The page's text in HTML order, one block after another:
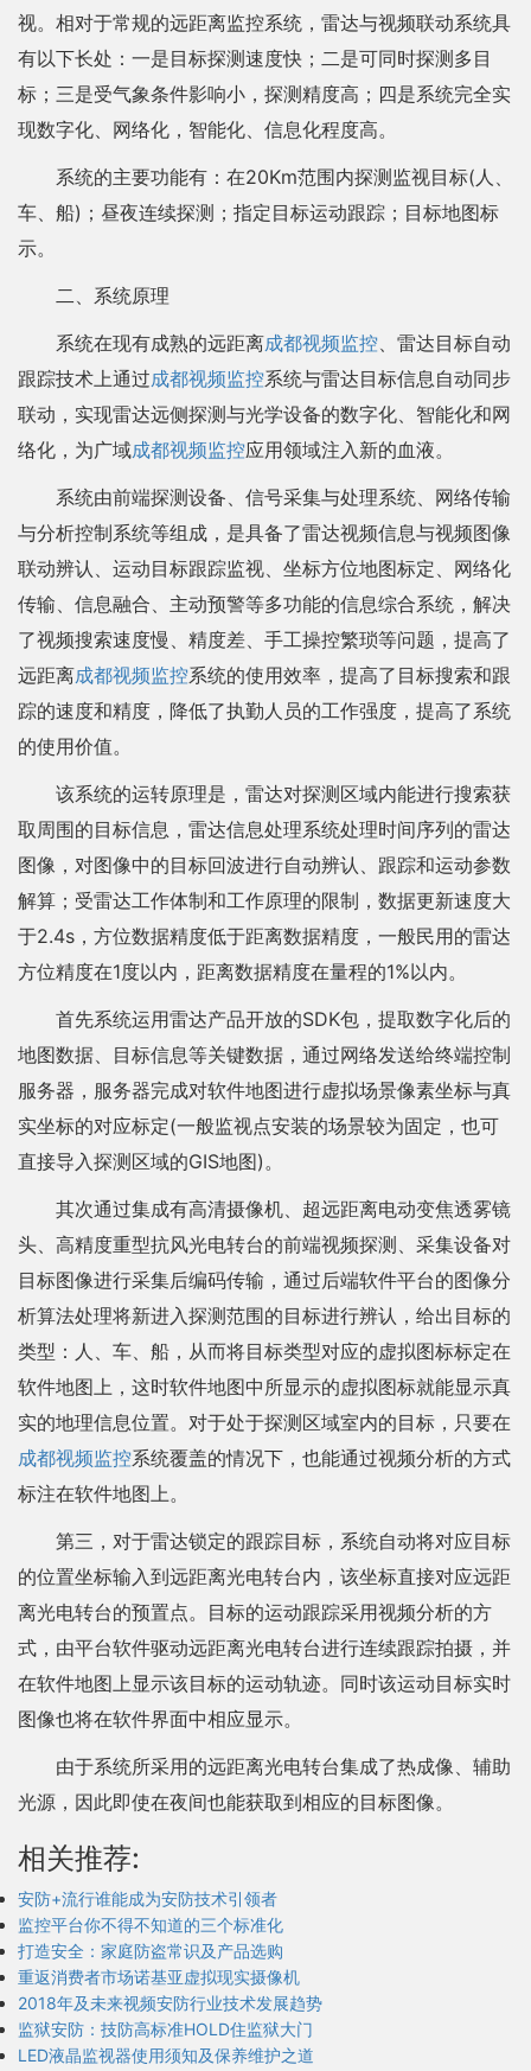
视。相对于常规的远距离监控系统，雷达与视频联动系统具
有以下长处：一是目标探测速度快；二是可同时探测多目
标；三是受气象条件影响小，探测精度高；四是系统完全实
现数字化、网络化，智能化、信息化程度高。
系统的主要功能有：在20Km范围内探测监视目标(人、
车、船)；昼夜连续探测；指定目标运动跟踪；目标地图标
示。
二、系统原理
系统在现有成熟的远距离成都视频监控、雷达目标自动
跟踪技术上通过成都视频监控系统与雷达目标信息自动同步
联动，实现雷达远侧探测与光学设备的数字化、智能化和网
络化，为广域成都视频监控应用领域注入新的血液。
系统由前端探测设备、信号采集与处理系统、网络传输
与分析控制系统等组成，是具备了雷达视频信息与视频图像
联动辨认、运动目标跟踪监视、坐标方位地图标定、网络化
传输、信息融合、主动预警等多功能的信息综合系统，解决
了视频搜索速度慢、精度差、手工操控繁琐等问题，提高了
远距离成都视频监控系统的使用效率，提高了目标搜索和跟
踪的速度和精度，降低了执勤人员的工作强度，提高了系统
的使用价值。
该系统的运转原理是，雷达对探测区域内能进行搜索获
取周围的目标信息，雷达信息处理系统处理时间序列的雷达
图像，对图像中的目标回波进行自动辨认、跟踪和运动参数
解算；受雷达工作体制和工作原理的限制，数据更新速度大
于2.4s，方位数据精度低于距离数据精度，一般民用的雷达
方位精度在1度以内，距离数据精度在量程的1%以内。
首先系统运用雷达产品开放的SDK包，提取数字化后的
地图数据、目标信息等关键数据，通过网络发送给终端控制
服务器，服务器完成对软件地图进行虚拟场景像素坐标与真
实坐标的对应标定(一般监视点安装的场景较为固定，也可
直接导入探测区域的GIS地图)。
其次通过集成有高清摄像机、超远距离电动变焦透雾镜
头、高精度重型抗风光电转台的前端视频探测、采集设备对
目标图像进行采集后编码传输，通过后端软件平台的图像分
析算法处理将新进入探测范围的目标进行辨认，给出目标的
类型：人、车、船，从而将目标类型对应的虚拟图标标定在
软件地图上，这时软件地图中所显示的虚拟图标就能显示真
实的地理信息位置。对于处于探测区域室内的目标，只要在
成都视频监控系统覆盖的情况下，也能通过视频分析的方式
标注在软件地图上。
第三，对于雷达锁定的跟踪目标，系统自动将对应目标
的位置坐标输入到远距离光电转台内，该坐标直接对应远距
离光电转台的预置点。目标的运动跟踪采用视频分析的方
式，由平台软件驱动远距离光电转台进行连续跟踪拍摄，并
在软件地图上显示该目标的运动轨迹。同时该运动目标实时
图像也将在软件界面中相应显示。
由于系统所采用的远距离光电转台集成了热成像、辅助
光源，因此即使在夜间也能获取到相应的目标图像。
相关推荐:
安防+流行谁能成为安防技术引领者
监控平台你不得不知道的三个标准化
打造安全：家庭防盗常识及产品选购
重返消费者市场诺基亚虚拟现实摄像机
2018年及未来视频安防行业技术发展趋势
监狱安防：技防高标准HOLD住监狱大门
LED液晶监视器使用须知及保养维护之道